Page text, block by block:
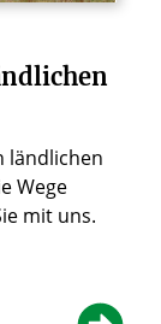
ländlichen
Wege
mit uns.